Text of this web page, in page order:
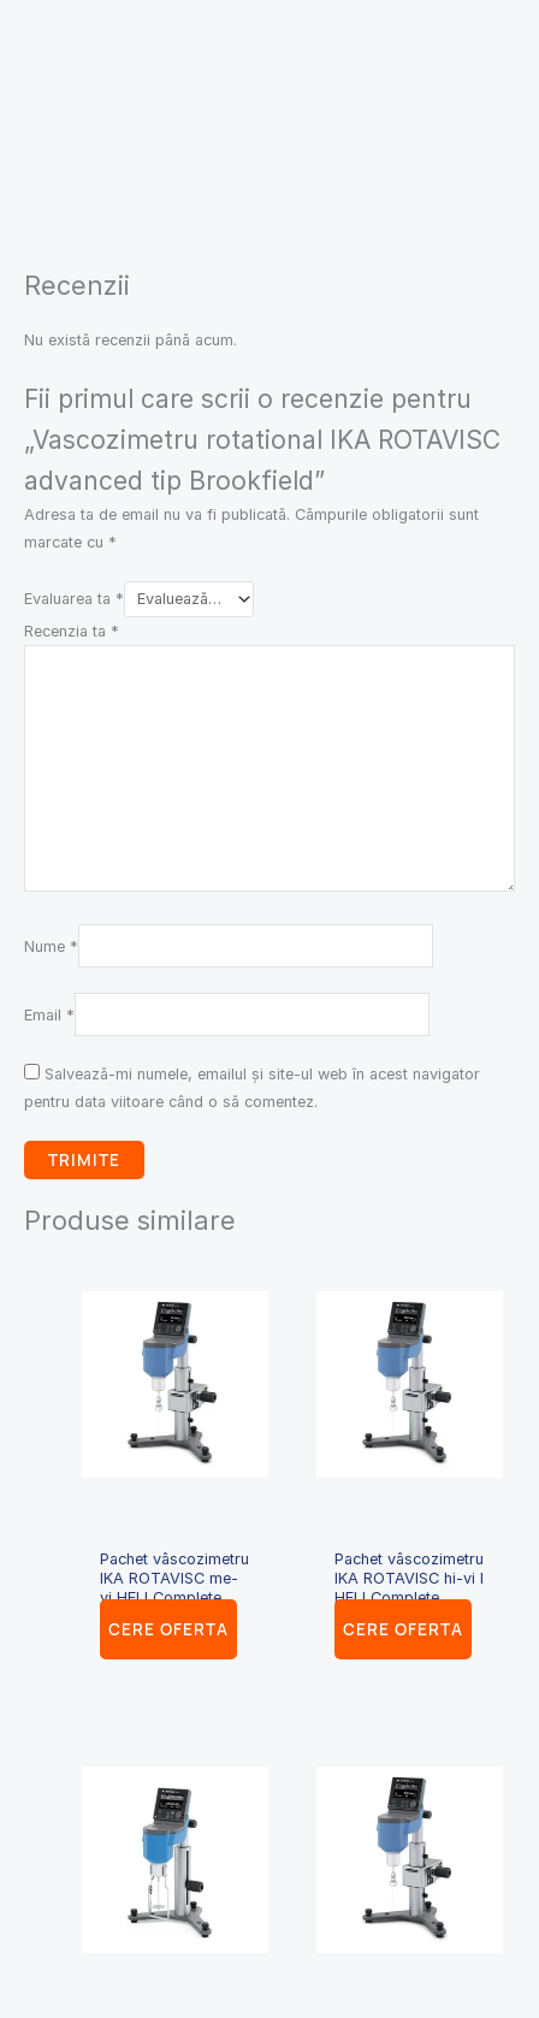
Recenzii
Nu există recenzii până acum.
Fii primul care scrii o recenzie pentru
„Vascozimetru rotational IKA ROTAVISC
advanced tip Brookfield”
Adresa ta de email nu va fi publicată. Câmpurile obligatorii sunt
marcate cu *
Evaluarea ta *
Recenzia ta *
Nume *
Email *
Salvează-mi numele, emailul și site-ul web în acest navigator
pentru data viitoare când o să comentez.
Produse similare
Pachet vâscozimetru
IKA ROTAVISC me-
vi HELI Complete
CERE OFERTA
Pachet vâscozimetru
IKA ROTAVISC hi-vi I
HELI Complete
CERE OFERTA